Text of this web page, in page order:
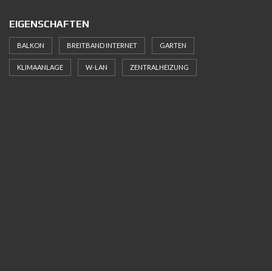
EIGENSCHAFTEN
BALKON BREITBAND INTERNET GARTEN
KLIMAANLAGE W-LAN ZENTRALHEIZUNG